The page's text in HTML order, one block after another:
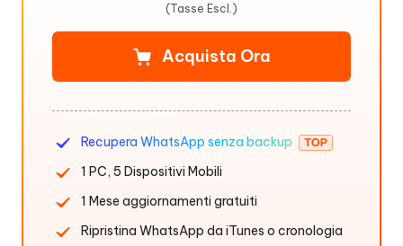
(Tasse Escl.)
Acquista Ora
Recupera WhatsApp senza backup
1 PC, 5 Dispositivi Mobili
1 Mese aggiornamenti gratuiti
Ripristina WhatsApp da iTunes o cronologia